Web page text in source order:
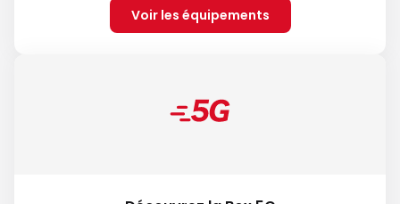
Voir les équipements